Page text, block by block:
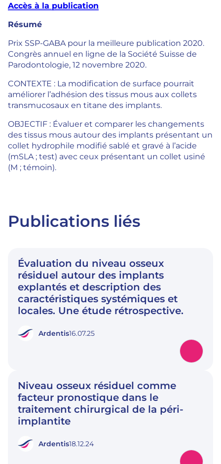
Accès à la publication
Résumé
Prix SSP-GABA pour la meilleure publication 2020.
Congrès annuel en ligne de la Société Suisse de
Parodontologie, 12 novembre 2020.
CONTEXTE : La modification de surface pourrait
améliorer l’adhésion des tissus mous aux collets
transmucosaux en titane des implants.
OBJECTIF : Évaluer et comparer les changements
des tissus mous autour des implants présentant un
collet hydrophile modifié sablé et gravé à l’acide
(mSLA ; test) avec ceux présentant un collet usiné
(M ; témoin).
Publications liés
Évaluation du niveau osseux
résiduel autour des implants
explantés et description des
caractéristiques systémiques et
locales. Une étude rétrospective.
Ardentis16.07.25
Niveau osseux résiduel comme
facteur pronostique dans le
traitement chirurgical de la péri-
implantite
Ardentis18.12.24